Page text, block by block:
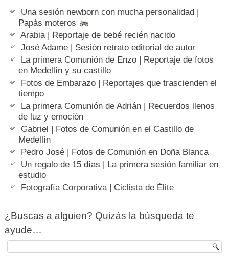
Una sesión newborn con mucha personalidad |
Papás moteros
Arabia | Reportaje de bebé recién nacido
José Adame | Sesión retrato editorial de autor
La primera Comunión de Enzo | Reportaje de fotos
en Medellín y su castillo
Fotos de Embarazo | Reportajes que trascienden el
tiempo
La primera Comunión de Adrián | Recuerdos llenos
de luz y emoción
Gabriel | Fotos de Comunión en el Castillo de
Medellín
Pedro José | Fotos de Comunión en Doña Blanca
Un regalo de 15 días | La primera sesión familiar en
estudio
Fotografía Corporativa | Ciclista de Élite
¿Buscas a alguien? Quizás la búsqueda te
ayude…